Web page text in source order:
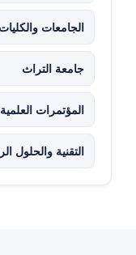
الجامعات والكليات
جامعة التراث
المؤتمرات العلمية
التقنية والحلول